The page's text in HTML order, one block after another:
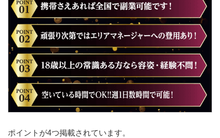
ポイントが4つ掲載されています。